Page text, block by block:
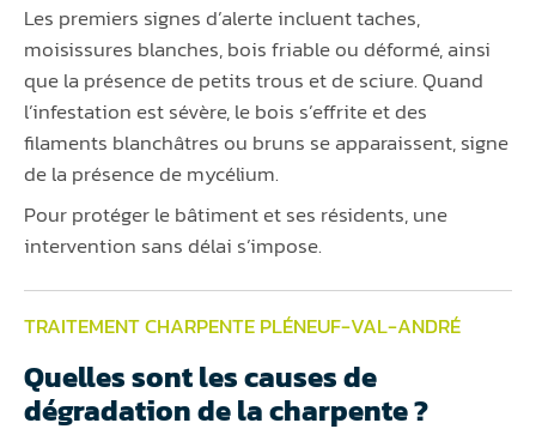
Les premiers signes d’alerte incluent taches,
moisissures blanches, bois friable ou déformé, ainsi
que la présence de petits trous et de sciure. Quand
l’infestation est sévère, le bois s’effrite et des
filaments blanchâtres ou bruns se apparaissent, signe
de la présence de mycélium.
Pour protéger le bâtiment et ses résidents, une
intervention sans délai s’impose.
TRAITEMENT CHARPENTE PLÉNEUF-VAL-ANDRÉ
Quelles sont les causes de
dégradation de la charpente ?